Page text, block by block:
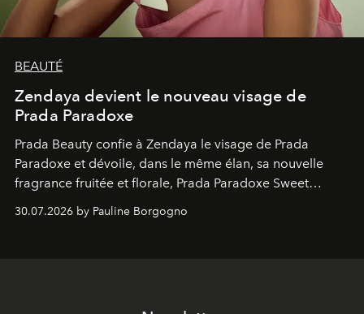
BEAUTÉ
Zendaya devient le nouveau visage de
Prada Paradoxe
Prada Beauty confie à Zendaya le visage de Prada
Paradoxe et dévoile, dans le même élan, sa nouvelle
fragrance fruitée et florale, Prada Paradoxe Sweet
30.07.2026 by Pauline Borgogno